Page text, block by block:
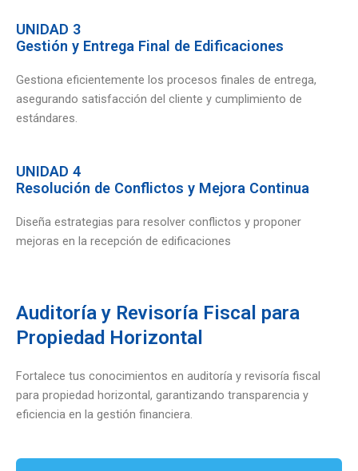
UNIDAD 3
Gestión y Entrega Final de Edificaciones
Gestiona eficientemente los procesos finales de entrega,
asegurando satisfacción del cliente y cumplimiento de
estándares.
UNIDAD 4
Resolución de Conflictos y Mejora Continua
Diseña estrategias para resolver conflictos y proponer
mejoras en la recepción de edificaciones
Auditoría y Revisoría Fiscal para
Propiedad Horizontal
Fortalece tus conocimientos en auditoría y revisoría fiscal
para propiedad horizontal, garantizando transparencia y
eficiencia en la gestión financiera.